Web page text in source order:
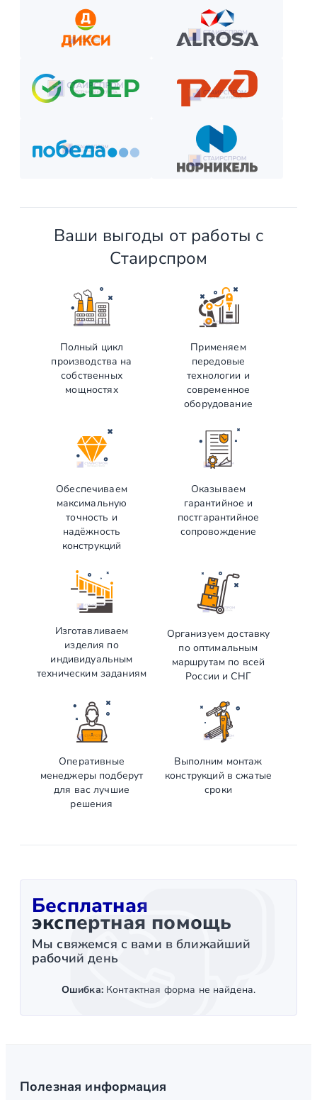
Внесите предоплату (если требуется).
Отслеживайте этапы производства и монтажа.
и наслаждайтесь новой конструкцией!
Ваши выгоды от работы с
Стаирспром
Полный цикл
производства на
собственных
мощностях
Применяем
передовые
технологии и
современное
оборудование
Обеспечиваем
максимальную
точность и
надёжность
конструкций
Оказываем
гарантийное и
постгарантийное
сопровождение
Изготавливаем
изделия по
индивидуальным
техническим заданиям
Организуем доставку
по оптимальным
маршрутам по всей
России и СНГ
Оперативные
менеджеры подберут
для вас лучшие
решения
Выполним монтаж
конструкций в сжатые
сроки
Бесплатная
экспертная помощь
Мы свяжемся с вами в ближайший
рабочий день
Ошибка:Контактная форма не найдена.
Полезная информация